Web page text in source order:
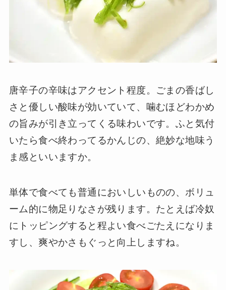
唐辛子の辛味はアクセント程度。ごまの香ばし
さと優しい酸味が効いていて、噛むほどわかめ
の旨みが引き立ってくる味わいです。ふと気付
いたら食べ終わってるかんじの、絶妙な地味う
ま感といいますか。
単体で食べても普通においしいものの、ボリュ
ーム的に物足りなさが残ります。たとえば冷奴
にトッピングすると程よい食べごたえになりま
すし、爽やかさもぐっと向上しますね。